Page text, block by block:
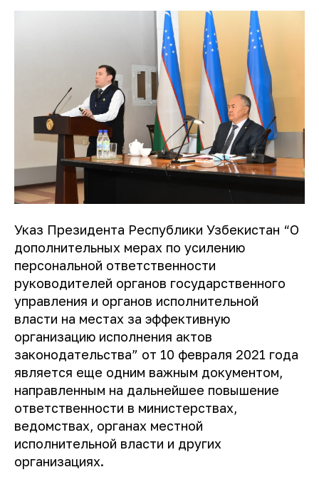
Указ Президента Республики Узбекистан “О
дополнительных мерах по усилению
персональной ответственности
руководителей органов государственного
управления и органов исполнительной
власти на местах за эффективную
организацию исполнения актов
законодательства” от 10 февраля 2021 года
является еще одним важным документом,
направленным на дальнейшее повышение
ответственности в министерствах,
ведомствах, органах местной
исполнительной власти и других
организациях.